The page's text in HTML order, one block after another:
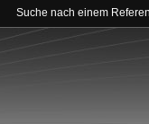
Suche nach einem